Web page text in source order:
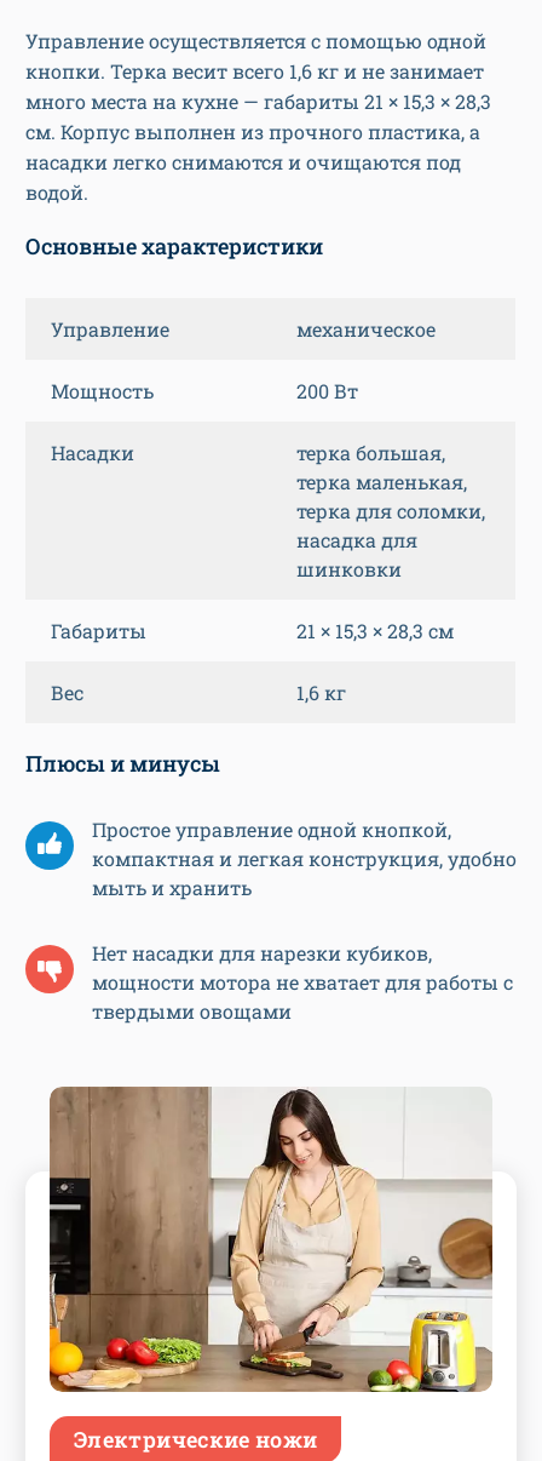
Управление осуществляется с помощью одной
кнопки. Терка весит всего 1,6 кг и не занимает
много места на кухне — габариты 21 × 15,3 × 28,3
см. Корпус выполнен из прочного пластика, а
насадки легко снимаются и очищаются под
водой.
Основные характеристики
Управление механическое
Мощность 200 Вт
Насадки
терка большая,
терка маленькая,
терка для соломки,
насадка для
шинковки
Габариты 21 × 15,3 × 28,3 см
Вес 1,6 кг
Плюсы и минусы
Простое управление одной кнопкой,
компактная и легкая конструкция, удобно
мыть и хранить
Нет насадки для нарезки кубиков,
мощности мотора не хватает для работы с
твердыми овощами
Электрические ножи